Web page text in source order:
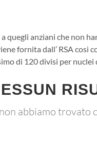
anziani che non
fornita dall’ RSA
di 120 divisi per
abbiamo trovato